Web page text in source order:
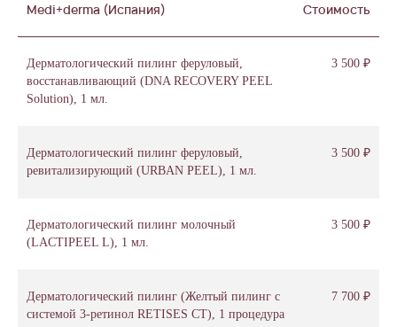
Medi+derma (Испания) Стоимость
Дерматологический пилинг феруловый,
восстанавливающий (DNA RECOVERY PEEL
Solution), 1 мл.
3 500 ₽
Дерматологический пилинг феруловый,
ревитализирующий (URBAN PEEL), 1 мл.
3 500 ₽
Дерматологический пилинг молочный
(LACTIPEEL L), 1 мл.
3 500 ₽
Дерматологический пилинг (Желтый пилинг с
системой 3-ретинол RETISES CT), 1 процедура
7 700 ₽